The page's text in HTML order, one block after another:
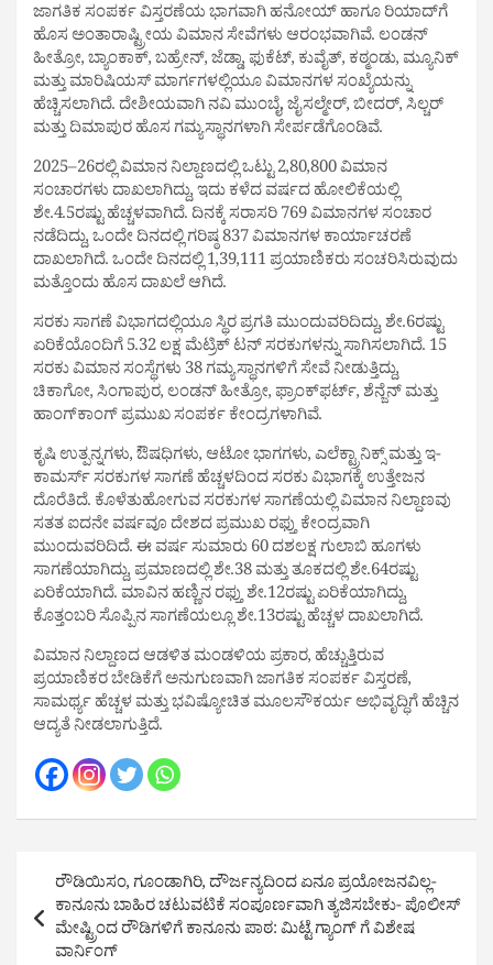
ಜಾಗತಿಕ ಸಂಪರ್ಕ ವಿಸ್ತರಣೆಯ ಭಾಗವಾಗಿ ಹನೋಯ್ ಹಾಗೂ ರಿಯಾದ್‌ಗೆ
ಹೊಸ ಅಂತಾರಾಷ್ಟ್ರೀಯ ವಿಮಾನ ಸೇವೆಗಳು ಆರಂಭವಾಗಿವೆ. ಲಂಡನ್
ಹೀತ್ರೋ, ಬ್ಯಾಂಕಾಕ್, ಬಹ್ರೇನ್, ಜೆಡ್ಡಾ, ಫುಕೆಟ್, ಕುವೈತ್, ಕಠ್ಮಂಡು, ಮ್ಯೂನಿಕ್
ಮತ್ತು ಮಾರಿಷಿಯಸ್ ಮಾರ್ಗಗಳಲ್ಲಿಯೂ ವಿಮಾನಗಳ ಸಂಖ್ಯೆಯನ್ನು
ಹೆಚ್ಚಿಸಲಾಗಿದೆ. ದೇಶೀಯವಾಗಿ ನವಿ ಮುಂಬೈ, ಜೈಸಲ್ಮೇರ್, ಬೀದರ್, ಸಿಲ್ಚರ್
ಮತ್ತು ದಿಮಾಪುರ ಹೊಸ ಗಮ್ಯಸ್ಥಾನಗಳಾಗಿ ಸೇರ್ಪಡೆಗೊಂಡಿವೆ.
2025–26ರಲ್ಲಿ ವಿಮಾನ ನಿಲ್ದಾಣದಲ್ಲಿ ಒಟ್ಟು 2,80,800 ವಿಮಾನ
ಸಂಚಾರಗಳು ದಾಖಲಾಗಿದ್ದು, ಇದು ಕಳೆದ ವರ್ಷದ ಹೋಲಿಕೆಯಲ್ಲಿ
ಶೇ.4.5ರಷ್ಟು ಹೆಚ್ಚಳವಾಗಿದೆ. ದಿನಕ್ಕೆ ಸರಾಸರಿ 769 ವಿಮಾನಗಳ ಸಂಚಾರ
ನಡೆದಿದ್ದು, ಒಂದೇ ದಿನದಲ್ಲಿ ಗರಿಷ್ಠ 837 ವಿಮಾನಗಳ ಕಾರ್ಯಾಚರಣೆ
ದಾಖಲಾಗಿದೆ. ಒಂದೇ ದಿನದಲ್ಲಿ 1,39,111 ಪ್ರಯಾಣಿಕರು ಸಂಚರಿಸಿರುವುದು
ಮತ್ತೊಂದು ಹೊಸ ದಾಖಲೆ ಆಗಿದೆ.
ಸರಕು ಸಾಗಣೆ ವಿಭಾಗದಲ್ಲಿಯೂ ಸ್ಥಿರ ಪ್ರಗತಿ ಮುಂದುವರಿದಿದ್ದು, ಶೇ.6ರಷ್ಟು
ಏರಿಕೆಯೊಂದಿಗೆ 5.32 ಲಕ್ಷ ಮೆಟ್ರಿಕ್ ಟನ್ ಸರಕುಗಳನ್ನು ಸಾಗಿಸಲಾಗಿದೆ. 15
ಸರಕು ವಿಮಾನ ಸಂಸ್ಥೆಗಳು 38 ಗಮ್ಯಸ್ಥಾನಗಳಿಗೆ ಸೇವೆ ನೀಡುತ್ತಿದ್ದು,
ಚಿಕಾಗೋ, ಸಿಂಗಾಪುರ, ಲಂಡನ್ ಹೀತ್ರೋ, ಫ್ರಾಂಕ್‌ಫರ್ಟ್, ಶೆನ್ಜೆನ್ ಮತ್ತು
ಹಾಂಗ್‌ಕಾಂಗ್ ಪ್ರಮುಖ ಸಂಪರ್ಕ ಕೇಂದ್ರಗಳಾಗಿವೆ.
ಕೃಷಿ ಉತ್ಪನ್ನಗಳು, ಔಷಧಿಗಳು, ಆಟೋ ಭಾಗಗಳು, ಎಲೆಕ್ಟ್ರಾನಿಕ್ಸ್ ಮತ್ತು ಇ-
ಕಾಮರ್ಸ್ ಸರಕುಗಳ ಸಾಗಣೆ ಹೆಚ್ಚಳದಿಂದ ಸರಕು ವಿಭಾಗಕ್ಕೆ ಉತ್ತೇಜನ
ದೊರೆತಿದೆ. ಕೊಳೆತುಹೋಗುವ ಸರಕುಗಳ ಸಾಗಣೆಯಲ್ಲಿ ವಿಮಾನ ನಿಲ್ದಾಣವು
ಸತತ ಐದನೇ ವರ್ಷವೂ ದೇಶದ ಪ್ರಮುಖ ರಫ್ತು ಕೇಂದ್ರವಾಗಿ
ಮುಂದುವರಿದಿದೆ. ಈ ವರ್ಷ ಸುಮಾರು 60 ದಶಲಕ್ಷ ಗುಲಾಬಿ ಹೂಗಳು
ಸಾಗಣೆಯಾಗಿದ್ದು, ಪ್ರಮಾಣದಲ್ಲಿ ಶೇ.38 ಮತ್ತು ತೂಕದಲ್ಲಿ ಶೇ.64ರಷ್ಟು
ಏರಿಕೆಯಾಗಿದೆ. ಮಾವಿನ ಹಣ್ಣಿನ ರಫ್ತು ಶೇ.12ರಷ್ಟು ಏರಿಕೆಯಾಗಿದ್ದು,
ಕೊತ್ತಂಬರಿ ಸೊಪ್ಪಿನ ಸಾಗಣೆಯಲ್ಲೂ ಶೇ.13ರಷ್ಟು ಹೆಚ್ಚಳ ದಾಖಲಾಗಿದೆ.
ವಿಮಾನ ನಿಲ್ದಾಣದ ಆಡಳಿತ ಮಂಡಳಿಯ ಪ್ರಕಾರ, ಹೆಚ್ಚುತ್ತಿರುವ
ಪ್ರಯಾಣಿಕರ ಬೇಡಿಕೆಗೆ ಅನುಗುಣವಾಗಿ ಜಾಗತಿಕ ಸಂಪರ್ಕ ವಿಸ್ತರಣೆ,
ಸಾಮರ್ಥ್ಯ ಹೆಚ್ಚಳ ಮತ್ತು ಭವಿಷ್ಯೋಚಿತ ಮೂಲಸೌಕರ್ಯ ಅಭಿವೃದ್ಧಿಗೆ ಹೆಚ್ಚಿನ
ಆದ್ಯತೆ ನೀಡಲಾಗುತ್ತಿದೆ.
Post
navigation
ರೌಡಿಯಿಸಂ, ಗೂಂಡಾಗಿರಿ, ದೌರ್ಜನ್ಯದಿಂದ ಏನೂ ಪ್ರಯೋಜನವಿಲ್ಲ-
ಕಾನೂನು ಬಾಹಿರ ಚಟುವಟಿಕೆ ಸಂಪೂರ್ಣವಾಗಿ ತ್ಯಜಿಸಬೇಕು- ಪೊಲೀಸ್
ಮೇಷ್ಟ್ರಿಂದ ರೌಡಿಗಳಿಗೆ ಕಾನೂನು ಪಾಠ: ಮಿಟ್ಟೆ ಗ್ಯಾಂಗ್ ಗೆ ವಿಶೇಷ
ವಾರ್ನಿಂಗ್